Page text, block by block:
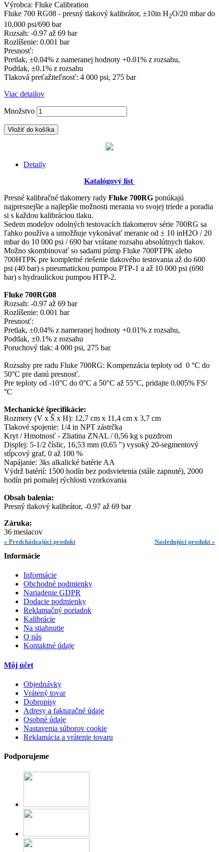
Výrobca: Fluke Calibration
Fluke 700 RG08 - presný tlakový kalibrátor, ±10in H2O/20 mbar do
10,000 psi/690 bar
Rozsah: -0.97 až 69 bar
Rozlíšenie: 0.001 bar
Presnosť:
Pretlak, ±0.04% z nameranej hodnoty +0.01% z rozsahu,
Podtlak, ±0.1% z rozsahu
Tlaková preťažiteľnosť: 4 000 psi, 275 bar
Viac detailov
Množstvo
Vložiť do košíka
Detaily
Katalógový list
Presné kalibračné tlakomery rady Fluke 700RG ponúkajú
najpresnejšie a najlepšie možnosti merania vo svojej triede a poradia
si s každou kalibráciou tlaku.
Sedem modelov odolných testovacích tlakomerov série 700RG sa
ľahko používa a umožňuje vykonávať meranie od ± 10 inH2O / 20
mbar do 10 000 psi / 690 bar vrátane rozsahu absolútnych tlakov.
Možno skombinovať so sadami púmp Fluke 700PTPK alebo
700HTPK pre kompletné riešenie tlakového testovania až do 600
psi (40 bar) s pneumatickou pumpou PTP-1 a až 10 000 psi (690
bar) s hydraulickou pumpou HTP-2.
Fluke 700RG08
Rozsah: -0.97 až 69 bar
Rozlíšenie: 0.001 bar
Presnosť:
Pretlak, ±0.04% z nameranej hodnoty +0.01% z rozsahu,
Podtlak, ±0.1% z rozsahu
Poruchový tlak: 4 000 psi, 275 bar
Rozsahy pre radu Fluke 700RG: Kompenzácia teploty od 0 °C do
50°C pre danú presnosť.
Pre teploty od -10°C do 0°C a 50°C až 55°C, pridajte 0.005% FS/
°C
Mechanické špecifikácie:
Rozmery (V x Š x H): 12,7 cm x 11,4 cm x 3,7 cm
Tlakové spojenie: 1/4 in NPT zástrčka
Kryt / Hmotnosť - Zliatina ZNAL / 0,56 kg s puzdrom
Displej: 5-1/2 číslic, 16,53 mm (0,65 ") vysoký 20-segmentový
stĺpcový graf, 0 až 100 %
Napájanie: 3ks alkalické batérie AA
Výdrž batérií: 1500 hodín bez podsvietenia (stále zapnuté), 2000
hodín pri pomalej rýchlosti vzorkovania
Obsah balenia:
Presný tlakový kalibrátor, -0.97 až 69 bar
Záruka:
36 mesiacov
« Predchádzajúci produkt Nasledujúci produkt »
Informácie
Informácie
Obchodné podmienky
Nariadenie GDPR
Dodacie podmienky
Reklamačný poriadok
Kalibrácie
Na stiahnutie
O nás
Kontaktné údaje
Môj účet
Objednávky
Vrátený tovar
Dobropisy
Adresy a fakturačné údaje
Osobné údaje
Nastavenia súborov cookie
Reklamácia a vrátenie tovaru
Podporujeme